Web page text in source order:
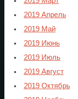
2019 Апрель
2019 Май
2019 Июнь
2019 Июль
2019 Август
2019 Октябрь